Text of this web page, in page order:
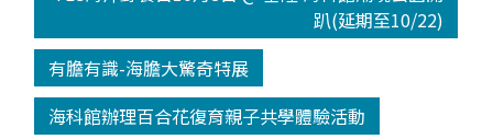
趴(延期至10/22)
有膽有識-海膽大驚奇特展
海科館辦理百合花復育親子共學體驗活動